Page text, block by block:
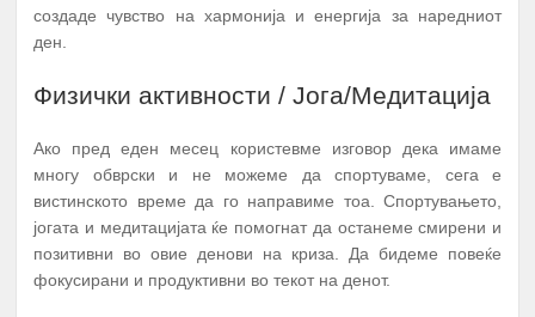
создаде чувство на хармонија и енергија за наредниот
ден.
Физички активности / Јога/Медитација
Ако пред еден месец користевме изговор дека имаме
многу обврски и не можеме да спортуваме, сега е
вистинското време да го направиме тоа. Спортувањето,
јогата и медитацијата ќе помогнат да останеме смирени и
позитивни во овие денови на криза. Да бидеме повеќе
фокусирани и продуктивни во текот на денот.